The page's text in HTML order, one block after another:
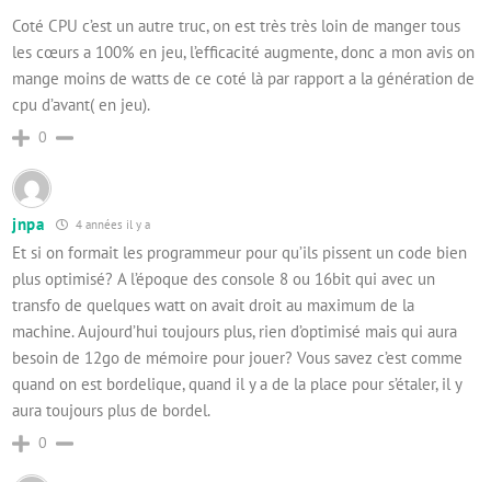
Coté CPU c’est un autre truc, on est très très loin de manger tous
les cœurs a 100% en jeu, l’efficacité augmente, donc a mon avis on
mange moins de watts de ce coté là par rapport a la génération de
cpu d’avant( en jeu).
0
jnpa 4 années il y a
Et si on formait les programmeur pour qu’ils pissent un code bien
plus optimisé? A l’époque des console 8 ou 16bit qui avec un
transfo de quelques watt on avait droit au maximum de la
machine. Aujourd’hui toujours plus, rien d’optimisé mais qui aura
besoin de 12go de mémoire pour jouer? Vous savez c’est comme
quand on est bordelique, quand il y a de la place pour s’étaler, il y
aura toujours plus de bordel.
0